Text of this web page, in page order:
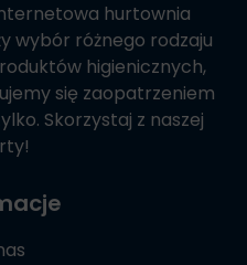
hurtownia
wybór różnego rodzaju
higienicznych,
się zaopatrzeniem
Skorzystaj z naszej